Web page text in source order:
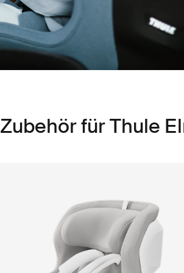
Zubehör für Thule